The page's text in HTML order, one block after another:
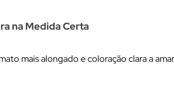
na Medida Certa
mais alongado e coloração clara a